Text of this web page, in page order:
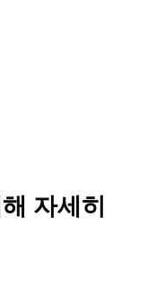
자세히